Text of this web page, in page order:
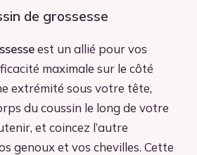
de grossesse
est un allié pour vos
maximale sur le côté
extrémité sous votre tête,
du coussin le long de votre
et coincez l’autre
genoux et vos chevilles. Cette